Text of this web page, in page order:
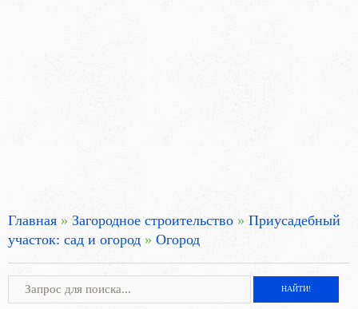
Главная » Загородное строительство » Приусадебный
участок: сад и огород » Огород